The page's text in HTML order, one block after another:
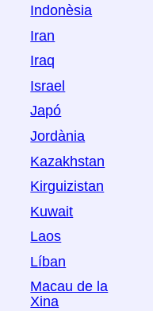
Indonèsia
Iran
Iraq
Israel
Japó
Jordània
Kazakhstan
Kirguizistan
Kuwait
Laos
Líban
Macau de la
Xina